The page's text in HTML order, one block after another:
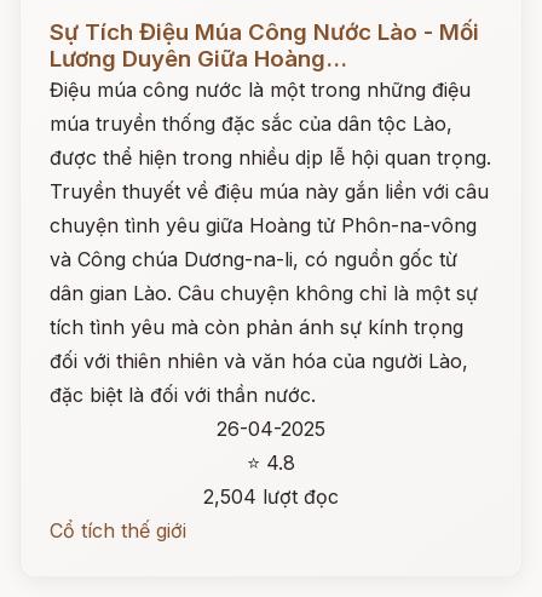
Sự Tích Điệu Múa Công Nước Lào - Mối
Lương Duyên Giữa Hoàng...
Điệu múa công nước là một trong những điệu
múa truyền thống đặc sắc của dân tộc Lào,
được thể hiện trong nhiều dịp lễ hội quan trọng.
Truyền thuyết về điệu múa này gắn liền với câu
chuyện tình yêu giữa Hoàng tử Phôn-na-vông
và Công chúa Dương-na-li, có nguồn gốc từ
dân gian Lào. Câu chuyện không chỉ là một sự
tích tình yêu mà còn phản ánh sự kính trọng
đối với thiên nhiên và văn hóa của người Lào,
đặc biệt là đối với thần nước.
26-04-2025
⭐ 4.8
2,504 lượt đọc
Cổ tích thế giới